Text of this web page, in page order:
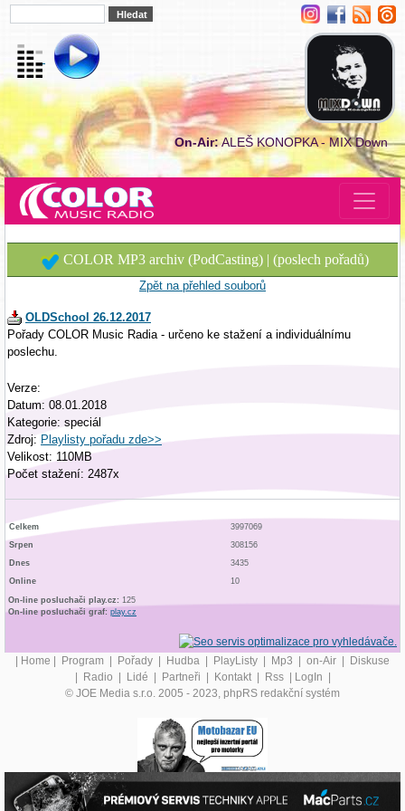
On-Air:ALEŠ KONOPKA - MIX Down
COLOR MP3 archiv (PodCasting) | (poslech pořadů)
Zpět na přehled souborů
OLDSchool 26.12.2017
Pořady COLOR Music Radia - určeno ke stažení a individuálnímu
poslechu.
Verze:
Datum: 08.01.2018
Kategorie: speciál
Zdroj: Playlisty pořadu zde>>
Velikost: 110MB
Počet stažení: 2487x
Celkem
3997069
Srpen
308156
Dnes
3435
Online
10
On-line posluchači play.cz: 125
On-line posluchači graf: play.cz
| Home | Program | Pořady | Hudba | PlayListy | Mp3 | on-Air | Diskuse
| Radio | Lidé | Partneři | Kontakt | Rss | LogIn |
© JOE Media s.r.o. 2005 - 2023, phpRS redakční systém